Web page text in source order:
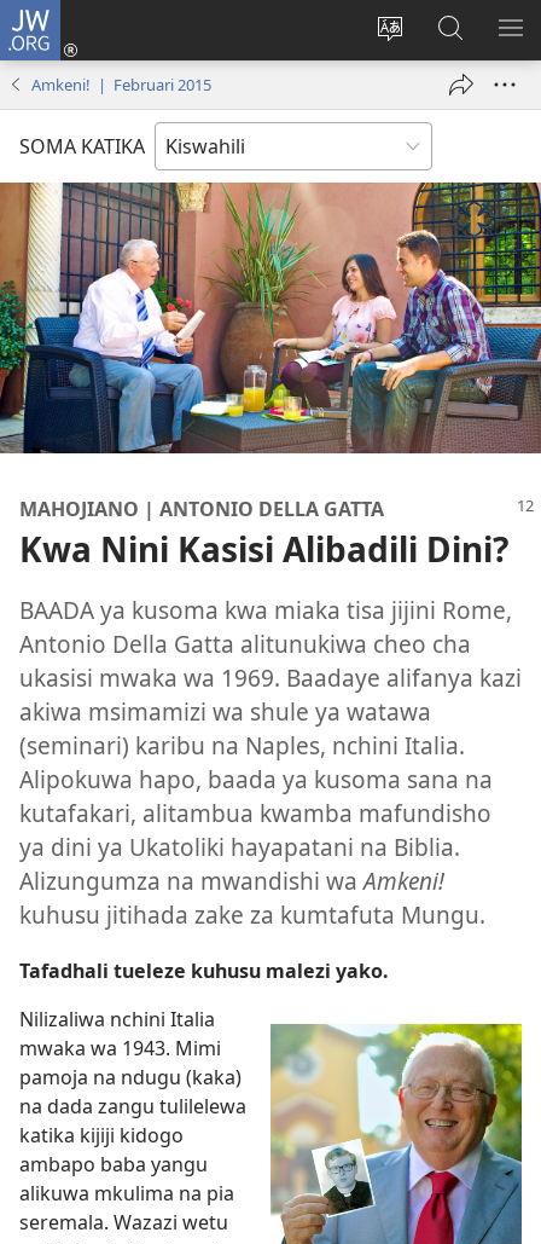
JW.ORG
Badili
tovuti
Ingia
(opens
Tafuta
Katika
JW.ORG
Amkeni! | Februari 2015
SOMA KATIKA
MAHOJIANO | ANTONIO DELLA GATTA
Kwa Nini Kasisi Alibadili Dini?
BAADA ya kusoma kwa miaka tisa jijini Rome,
Antonio Della Gatta alitunukiwa cheo cha
ukasisi mwaka wa 1969. Baadaye alifanya kazi
akiwa msimamizi wa shule ya watawa
(seminari) karibu na Naples, nchini Italia.
Alipokuwa hapo, baada ya kusoma sana na
kutafakari, alitambua kwamba mafundisho
ya dini ya Ukatoliki hayapatani na Biblia.
Alizungumza na mwandishi waAmkeni!
kuhusu jitihada zake za kumtafuta Mungu.
Tafadhali tueleze kuhusu malezi yako.
Nilizaliwa nchini Italia
mwaka wa 1943. Mimi
pamoja na ndugu (kaka)
na dada zangu tulilelewa
katika kijiji kidogo
ambapo baba yangu
alikuwa mkulima na pia
seremala. Wazazi wetu